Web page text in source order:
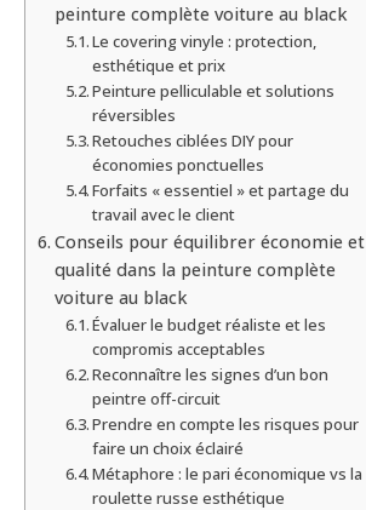
peinture complète voiture au black
Le covering vinyle : protection,
esthétique et prix
Peinture pelliculable et solutions
réversibles
Retouches ciblées DIY pour
économies ponctuelles
Forfaits « essentiel » et partage du
travail avec le client
Conseils pour équilibrer économie et
qualité dans la peinture complète
voiture au black
Évaluer le budget réaliste et les
compromis acceptables
Reconnaître les signes d’un bon
peintre off-circuit
Prendre en compte les risques pour
faire un choix éclairé
Métaphore : le pari économique vs la
roulette russe esthétique